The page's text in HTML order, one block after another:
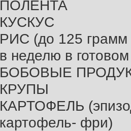
ПОЛЕНТА
КУСКУС
РИС (до 125 грамм
в неделю в
БОБОВЫЕ
КРУПЫ
КАРТОФЕЛЬ
картофель- фри)